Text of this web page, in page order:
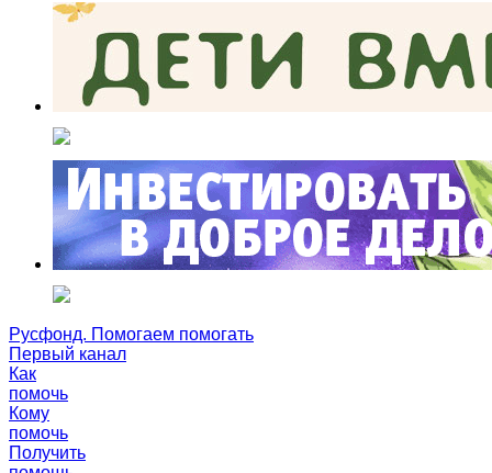
Русфонд. Помогаем помогать
Первый канал
Как
помочь
Кому
помочь
Получить